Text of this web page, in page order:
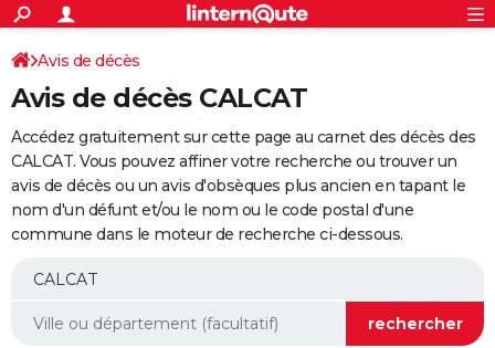
ACTUALITÉS
Politique
Société
Faits Divers
Education
Monde
Villes
+
SPORT
Coupe du monde 2026
Football
Tennis
Cyclisme
Rugby
Forum
Programme TV
TNT
Streaming
Cinéma
Sorties cinéma
Musique
+
FINANCE
Retraite
Epargne
Immobilier
Risques naturels par ville
Banque
Assurance
AUTO
Essais
Réserver un essai
Citadines
Berlines
SUV
Forum auto
+
Mobiles
Meilleur smartphone
Internet
Ordinateurs
Jeux vidéo
Guide high-tech
Aménagement intérieur
Avis de décès
Avis de décès CALCAT
Accédez gratuitement sur cette page au carnet des décès des
CALCAT. Vous pouvez affiner votre recherche ou trouver un
avis de décès ou un avis d'obsèques plus ancien en tapant le
nom d'un défunt et/ou le nom ou le code postal d'une
commune dans le moteur de recherche ci-dessous.